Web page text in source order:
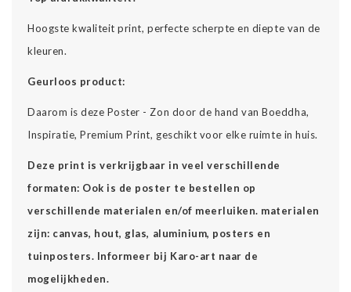
Hoogste kwaliteit print, perfecte scherpte en diepte van de
kleuren.
Geurloos product:
Daarom is deze Poster - Zon door de hand van Boeddha,
Inspiratie, Premium Print, geschikt voor elke ruimte in huis.
Deze print is verkrijgbaar in veel verschillende
formaten: Ook is de poster te bestellen op
verschillende materialen en/of meerluiken. materialen
zijn: canvas, hout, glas, aluminium, posters en
tuinposters. Informeer bij Karo-art naar de
mogelijkheden.